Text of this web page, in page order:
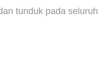
tunduk pada seluruh